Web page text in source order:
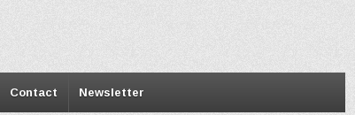
Contact Newsletter